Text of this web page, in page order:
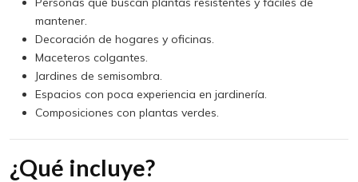
mantener.
Decoración de hogares y oficinas.
Maceteros colgantes.
Jardines de semisombra.
Espacios con poca experiencia en jardinería.
Composiciones con plantas verdes.
¿Qué incluye?